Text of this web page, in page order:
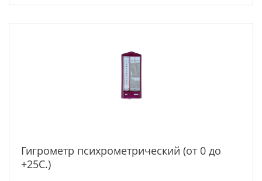
Гигрометр психрометрический (от 0 до
+25С.)